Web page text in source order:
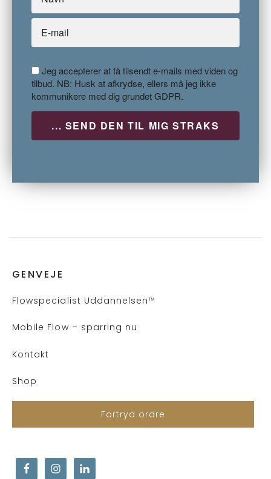
Jeg accepterer at få tilsendt e-mails med viden og
tilbud. NB: Husk at afkrydse, ellers må jeg ikke
kommunikere med dig grundet GDPR.
GENVEJE
Flowspecialist Uddannelsen™
Mobile Flow – sparring nu
Kontakt
Shop
Fortryd ordre